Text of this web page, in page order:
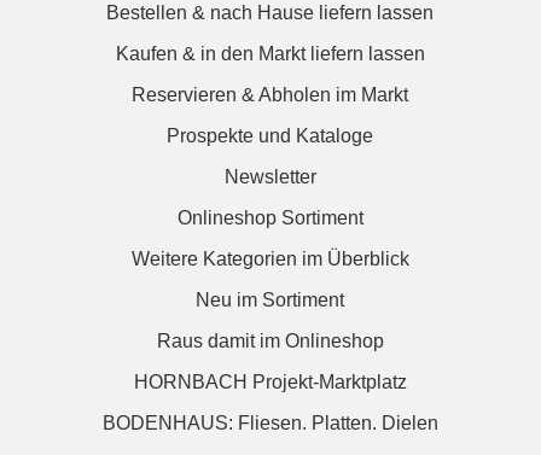
Bestellen & nach Hause liefern lassen
Kaufen & in den Markt liefern lassen
Reservieren & Abholen im Markt
Prospekte und Kataloge
Newsletter
Onlineshop Sortiment
Weitere Kategorien im Überblick
Neu im Sortiment
Raus damit im Onlineshop
HORNBACH Projekt-Marktplatz
BODENHAUS: Fliesen. Platten. Dielen